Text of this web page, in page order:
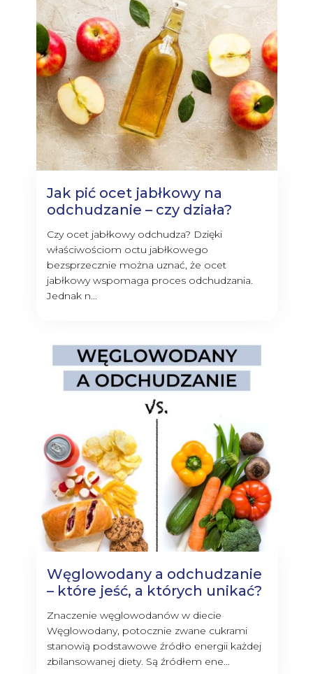
Jak pić ocet jabłkowy na
odchudzanie – czy działa?
Czy ocet jabłkowy odchudza? Dzięki
właściwościom octu jabłkowego
bezsprzecznie można uznać, że ocet
jabłkowy wspomaga proces odchudzania.
Jednak n...
Węglowodany a odchudzanie
– które jeść, a których unikać?
Znaczenie węglowodanów w diecie
Węglowodany, potocznie zwane cukrami
stanowią podstawowe źródło energii każdej
zbilansowanej diety. Są źródłem ene...